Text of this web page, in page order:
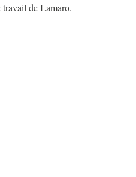
de Lamaro.